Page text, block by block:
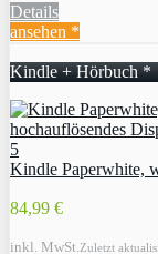
Details
ansehen *
Kindle + Hörbuch *
Kindle Paperwhite,
84,99 €
inkl. MwSt. Zuletzt